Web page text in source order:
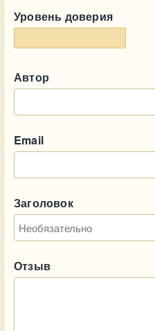
Уровень доверия
Автор
Email
Заголовок
Отзыв